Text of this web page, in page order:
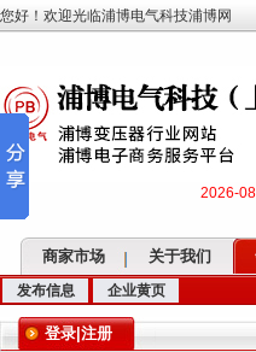
您好！欢迎光临浦博电气科技浦博网
2026-
商家市场 关于我们
发布信息 企业黄页
登录|注册